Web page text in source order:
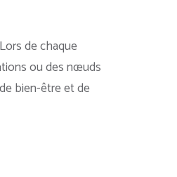
de chaque
ou des nœuds
bien-être et de